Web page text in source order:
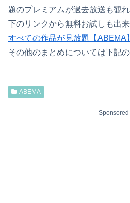
題のプレミアムが過去放送も観
下のリンクから無料お試しも出来
すべての作品が見放題【ABEMA】
その他のまとめについては下記
ABEMA
Sponsored